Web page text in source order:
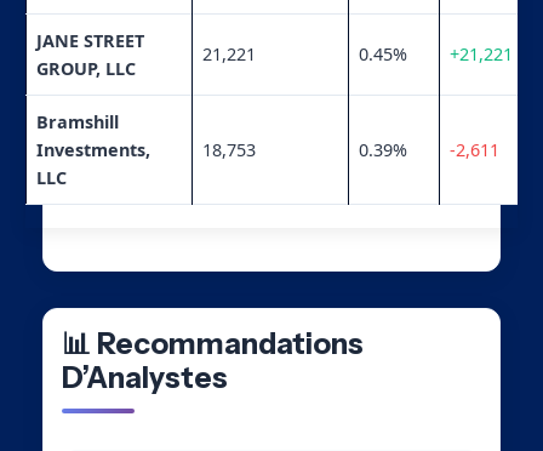
JANE STREET
GROUP, LLC
21,221 0.45% +21,221
Bramshill
Investments,
LLC
18,753 0.39% -2,611
📊 Recommandations
D’Analystes